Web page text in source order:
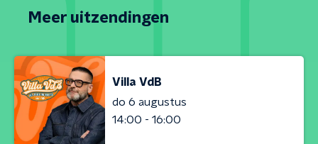
Meer uitzendingen
Villa VdB
do 6 augustus
14:00 - 16:00